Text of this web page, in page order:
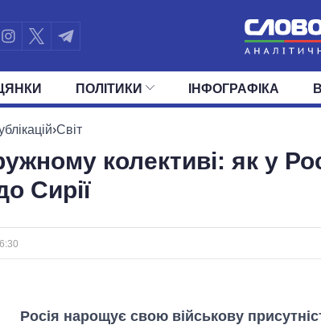
ПОЛІТИКА
ПОЛIТИКИ
ПОЛІТИКИ ПРЕЗИДЕНТ І ОФІС
ДЕПУТАТИ
ІНФОГРАФІКА
›Світ
колективі: як у
Сирії
Росія нарощує свою військову